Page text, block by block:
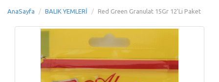
AnaSayfa BALIK YEMLERİ Red Green Granulat 15Gr 12'Li Paket